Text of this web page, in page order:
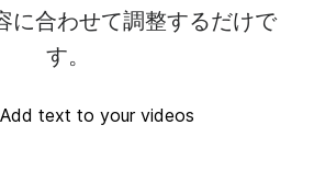
に合わせて調整するだけで
す。